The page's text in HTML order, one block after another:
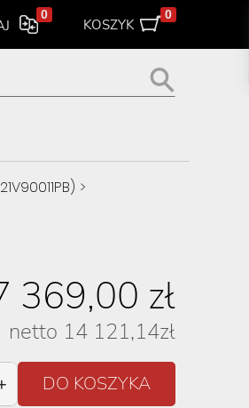
0
KOSZYK
0
>
369,00 zł
netto 14 121,14zł